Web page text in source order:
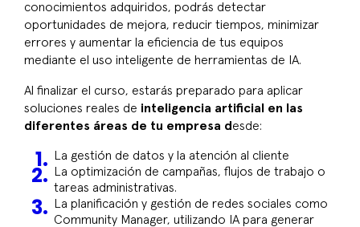
conocimientos adquiridos, podrás detectar
oportunidades de mejora, reducir tiempos, minimizar
errores y aumentar la eficiencia de tus equipos
mediante el uso inteligente de herramientas de IA.
Al finalizar el curso, estarás preparado para aplicar
soluciones reales de inteligencia artificial en las
diferentes áreas de tu empresa d esde:
La gestión de datos y la atención al cliente
La optimización de campañas, flujos de trabajo o
tareas administrativas.
La planificación y gestión de redes sociales como
Community Manager, utilizando IA para generar